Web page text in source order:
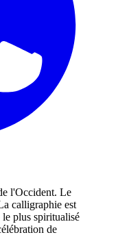
l'Occident. Le
calligraphie est
le plus spiritualisé
de